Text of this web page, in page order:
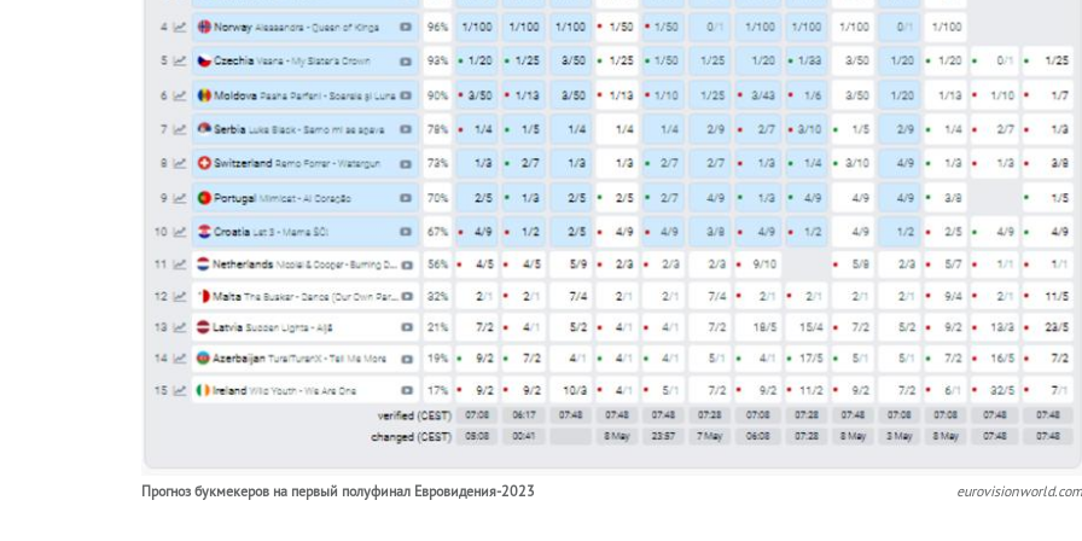
Прогноз букмекеров на первый полуфинал Евровидения-2023 eurovisionworld.com